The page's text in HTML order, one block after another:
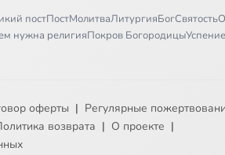
постПостМолитваЛитургияБогСвятость
нужна религияПокров Богородицы
оферты | Регулярные
возврата | О проекте |